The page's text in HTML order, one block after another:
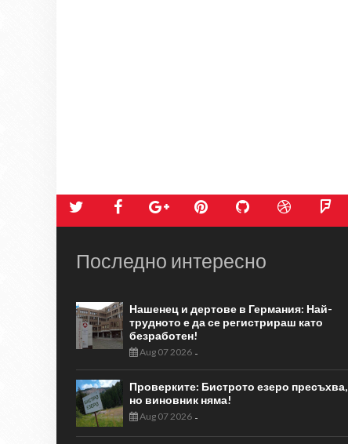
Последно интересно
Нашенец и дертове в Германия: Най-
трудното е да се регистрираш като
безработен!
Aug 07 2026 -
Проверките: Бистрото езеро пресъхва,
но виновник няма!
Aug 07 2026 -